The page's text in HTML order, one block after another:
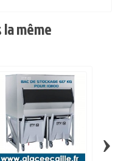
même
›